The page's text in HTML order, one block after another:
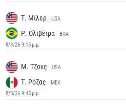
Τ. Μίλερ USA
Ρ. Ολιβέιρα
BRA
8/8/26 9:15 μ.μ.
Μ. Τζονς USA
Τ. Ρόζας
MEX
8/8/26 9:45 μ.μ.